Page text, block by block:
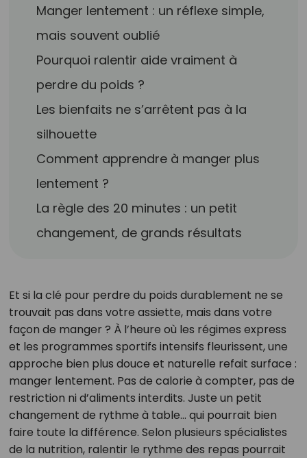
Manger lentement : un réflexe simple,
mais souvent oublié
Pourquoi ralentir aide vraiment à
perdre du poids ?
Les bienfaits ne s’arrêtent pas à la
silhouette
Comment apprendre à manger plus
lentement ?
La règle des 20 minutes : un petit
changement, de grands résultats
Et si la clé pour perdre du poids durablement ne se
trouvait pas dans votre assiette, mais dans votre
façon de manger ? À l’heure où les régimes express
et les programmes sportifs intensifs fleurissent, une
approche bien plus douce et naturelle refait surface :
manger lentement. Pas de calorie à compter, pas de
restriction ni d’aliments interdits. Juste un petit
changement de rythme à table… qui pourrait bien
faire toute la différence. Selon plusieurs spécialistes
de la nutrition, ralentir le rythme des repas pourrait